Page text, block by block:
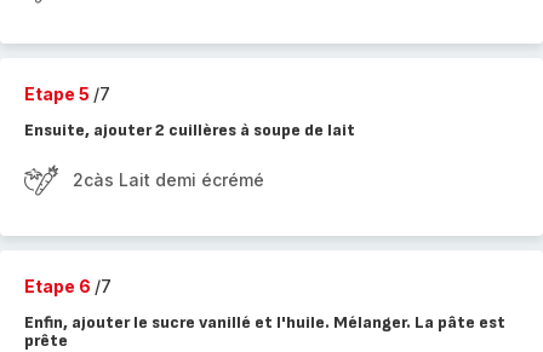
Etape 5 /7
Ensuite, ajouter 2 cuillères à soupe de lait
2càs Lait demi écrémé
Etape 6 /7
Enfin, ajouter le sucre vanillé et l'huile. Mélanger. La pâte est
prête